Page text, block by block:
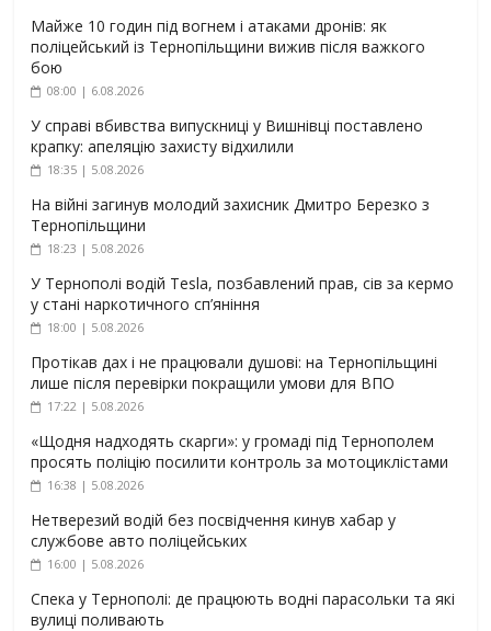
Майже 10 годин під вогнем і атаками дронів: як
поліцейський із Тернопільщини вижив після важкого
бою
08:00 | 6.08.2026
У справі вбивства випускниці у Вишнівці поставлено
крапку: апеляцію захисту відхилили
18:35 | 5.08.2026
На війні загинув молодий захисник Дмитро Березко з
Тернопільщини
18:23 | 5.08.2026
У Тернополі водій Tesla, позбавлений прав, сів за кермо
у стані наркотичного сп’яніння
18:00 | 5.08.2026
Протікав дах і не працювали душові: на Тернопільщині
лише після перевірки покращили умови для ВПО
17:22 | 5.08.2026
«Щодня надходять скарги»: у громаді під Тернополем
просять поліцію посилити контроль за мотоциклістами
16:38 | 5.08.2026
Нетверезий водій без посвідчення кинув хабар у
службове авто поліцейських
16:00 | 5.08.2026
Спека у Тернополі: де працюють водні парасольки та які
вулиці поливають